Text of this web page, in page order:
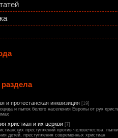
раздела
и протестанская инквизиция [19]
и пыток белого населения Европы от рук
христиан и их церкви [7]
преступлений против человечества,
детей, преступления современных христиан